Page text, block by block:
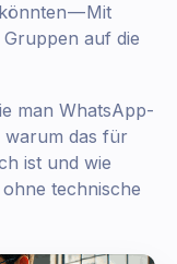
könnten — Mit
auf die
man WhatsApp-
warum das für
ist und wie
technische